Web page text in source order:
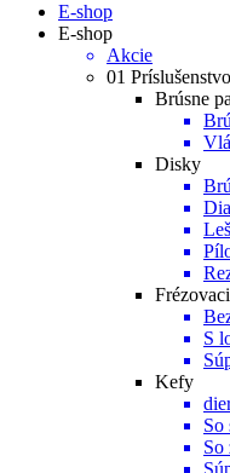
E-shop
E-shop
Akcie
01
Brúsne
Disky
S
Kefy
So
So